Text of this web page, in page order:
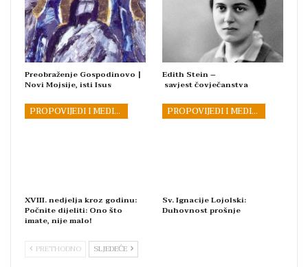
Preobraženje Gospodinovo |
Novi Mojsije, isti Isus
Edith Stein –
savjest čovječanstva
PROPOVIJEDI I MEDITACIJE
XVIII. nedjelja kroz godinu:
Počnite dijeliti: Ono što
imate, nije malo!
PROPOVIJEDI I MEDITACIJE
Sv. Ignacije Lojolski:
Duhovnost prošnje
PRETHODNO SLJEDEĆE